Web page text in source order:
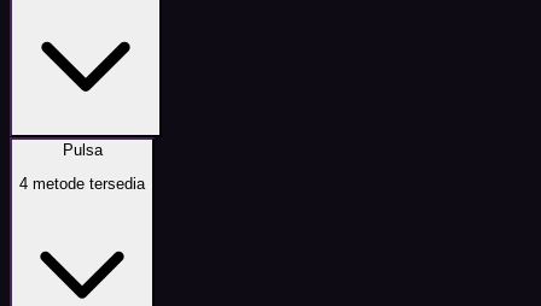
Pulsa
4 metode tersedia